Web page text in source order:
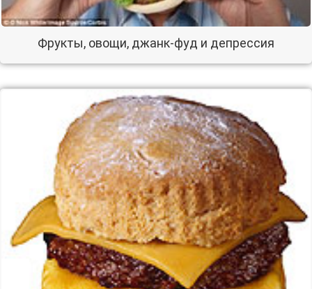
Фрукты, овощи, джанк-фуд и депрессия